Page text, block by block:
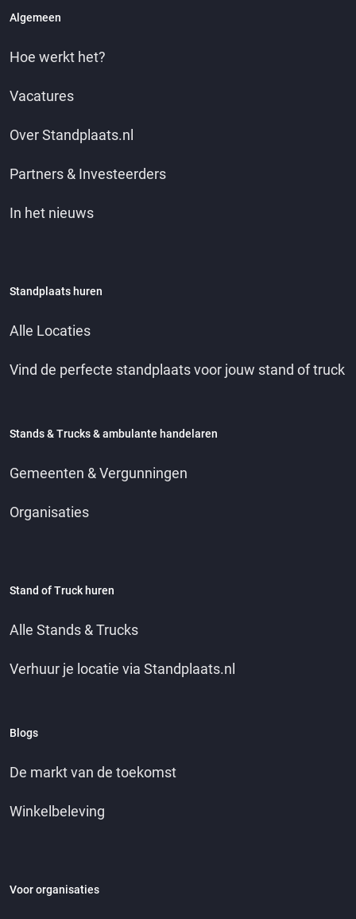
Algemeen
Hoe werkt het?
Vacatures
Over Standplaats.nl
Partners & Investeerders
In het nieuws
Standplaats huren
Alle Locaties
Vind de perfecte standplaats voor jouw stand of truck
Stands & Trucks & ambulante handelaren
Gemeenten & Vergunningen
Organisaties
Stand of Truck huren
Alle Stands & Trucks
Verhuur je locatie via Standplaats.nl
Blogs
De markt van de toekomst
Winkelbeleving
Voor organisaties